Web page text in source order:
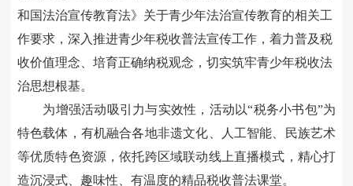
和国法治宣传教育法》关于青少年法治宣传教育的相关工
作要求，深入推进青少年税收普法宣传工作，着力普及税
收价值理念、培育正确纳税观念，切实筑牢青少年税收法
治思想根基。
为增强活动吸引力与实效性，活动以“税务小书包”为
特色载体，有机融合各地非遗文化、人工智能、民族艺术
等优质特色资源，依托跨区域联动线上直播模式，精心打
造沉浸式、趣味性、有温度的精品税收普法课堂。